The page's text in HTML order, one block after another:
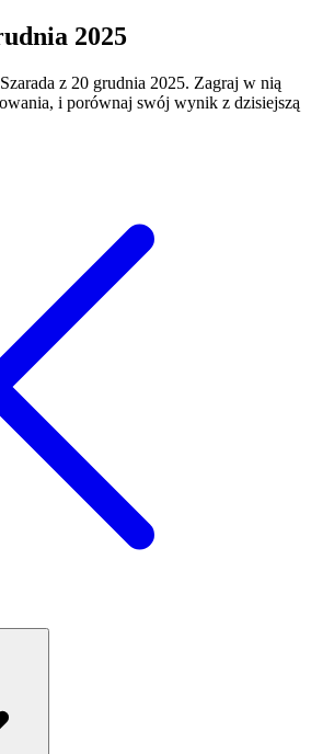
2025
Szarada z 20 grudnia 2025. Zagraj w nią
i porównaj swój wynik z dzisiejszą